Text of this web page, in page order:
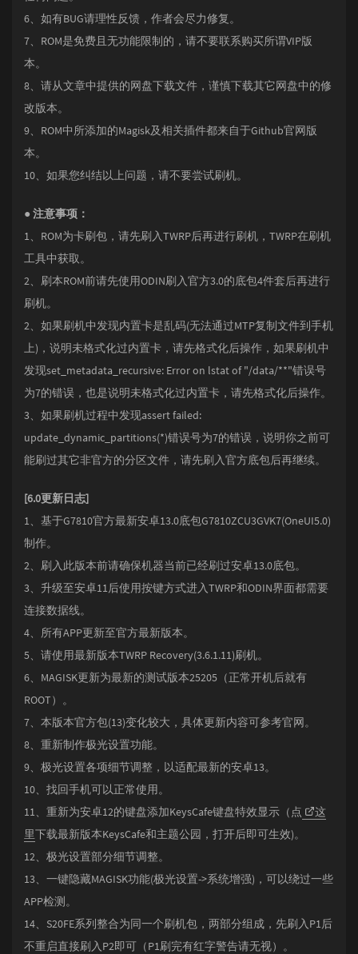
6、如有BUG请理性反馈，作者会尽力修复。
7、ROM是免费且无功能限制的，请不要联系购买所谓VIP版
本。
8、请从文章中提供的网盘下载文件，谨慎下载其它网盘中的修
改版本。
9、ROM中所添加的Magisk及相关插件都来自于Github官网版
本。
10、如果您纠结以上问题，请不要尝试刷机。
● 注意事项：
1、ROM为卡刷包，请先刷入TWRP后再进行刷机，TWRP在刷机
工具中获取。
2、刷本ROM前请先使用ODIN刷入官方3.0的底包4件套后再进行
刷机。
2、如果刷机中发现内置卡是乱码(无法通过MTP复制文件到手机
上)，说明未格式化过内置卡，请先格式化后操作，如果刷机中
发现set_metadata_recursive: Error on lstat of "/data/**"错误号
为7的错误，也是说明未格式化过内置卡，请先格式化后操作。
3、如果刷机过程中发现assert failed:
update_dynamic_partitions(*)错误号为7的错误，说明你之前可
能刷过其它非官方的分区文件，请先刷入官方底包后再继续。
[6.0更新日志]
1、基于G7810官方最新安卓13.0底包G7810ZCU3GVK7(OneUI5.0)
制作。
2、刷入此版本前请确保机器当前已经刷过安卓13.0底包。
3、升级至安卓11后使用按键方式进入TWRP和ODIN界面都需要
连接数据线。
4、所有APP更新至官方最新版本。
5、请使用最新版本TWRP Recovery(3.6.1.11)刷机。
6、MAGISK更新为最新的测试版本25205（正常开机后就有
ROOT）。
7、本版本官方包(13)变化较大，具体更新内容可参考官网。
8、重新制作极光设置功能。
9、极光设置各项细节调整，以适配最新的安卓13。
10、找回手机可以正常使用。
11、重新为安卓12的键盘添加KeysCafe键盘特效显示（点
这
里下载最新版本KeysCafe和主题公园，打开后即可生效)。
12、极光设置部分细节调整。
13、一键隐藏MAGISK功能(极光设置->系统增强)，可以绕过一些
APP检测。
14、S20FE系列整合为同一个刷机包，两部分组成，先刷入P1后
不重启直接刷入P2即可（P1刷完有红字警告请无视）。